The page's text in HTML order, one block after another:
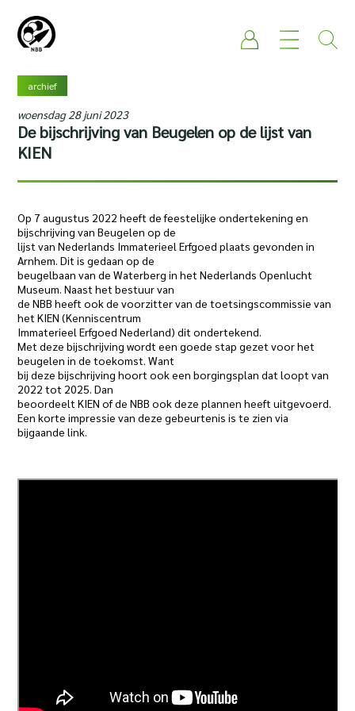
archief
woensdag 28 juni 2023
De bijschrijving van Beugelen op de lijst van
KIEN
Op 7 augustus 2022 heeft de feestelijke ondertekening en
bijschrijving van Beugelen op de
lijst van Nederlands Immaterieel Erfgoed plaats gevonden in
Arnhem. Dit is gedaan op de
beugelbaan van de Waterberg in het Nederlands Openlucht
Museum. Naast het bestuur van
de NBB heeft ook de voorzitter van de toetsingscommissie van
het KIEN (Kenniscentrum
Immaterieel Erfgoed Nederland) dit ondertekend.
Met deze bijschrijving wordt een goede stap gezet voor het
beugelen in de toekomst. Want
bij deze bijschrijving hoort ook een borgingsplan dat loopt van
2022 tot 2025. Dan
beoordeelt KIEN of de NBB ook deze plannen heeft uitgevoerd.
Een korte impressie van deze gebeurtenis is te zien via
bijgaande link.